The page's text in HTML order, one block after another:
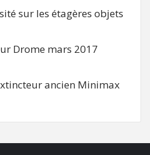
sur les étagères objets
Drome mars 2017
ancien Minimax